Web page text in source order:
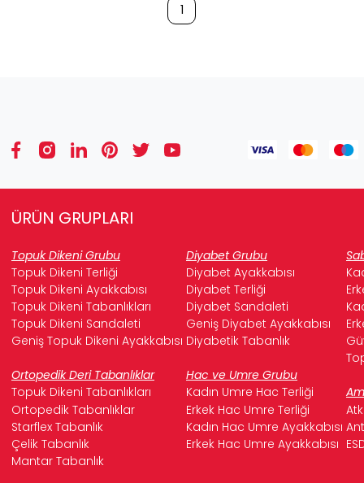
1
ÜRÜN GRUPLARI
Topuk Dikeni Grubu Diyabet Grubu
Topuk Dikeni Terliği
Diyabet Ayakkabısı
Topuk Dikeni Ayakkabısı
Diyabet Terliği
Topuk Dikeni Tabanlıkları
Diyabet Sandaleti
Topuk Dikeni Sandaleti
Geniş Diyabet Ayakkabısı
Geniş Topuk Dikeni Ayakkabısı Diyabetik Tabanlık
Ortopedik Deri Tabanlıklar
Hac ve Umre Grubu
Topuk Dikeni Tabanlıkları
Kadın Umre Hac Terliği
Ortopedik Tabanlıklar
Erkek Hac Umre Terliği
Starflex Tabanlık
Kadın Hac Umre Ayakkabısı
Çelik Tabanlık
Erkek Hac Umre Ayakkabısı
Mantar Tabanlık